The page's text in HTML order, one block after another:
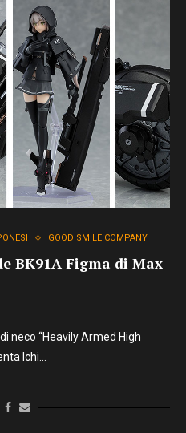
GOOD SMILE COMPANY
BK91A Figma di Max
neco “Heavily Armed High
Ichi…